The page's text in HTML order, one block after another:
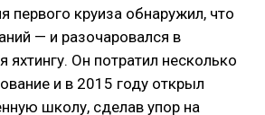
первого круиза обнаружил, что
— и разочаровался в
яхтингу. Он потратил несколько
и в 2015 году открыл
школу, сделав упор на